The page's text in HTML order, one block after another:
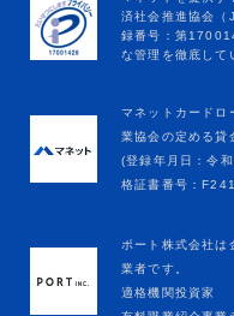
マネットカードロ
業協会の定める貸
(登録年月日：令
格証書番号：
ポート株式会社は
業者です。
適格機関投資家